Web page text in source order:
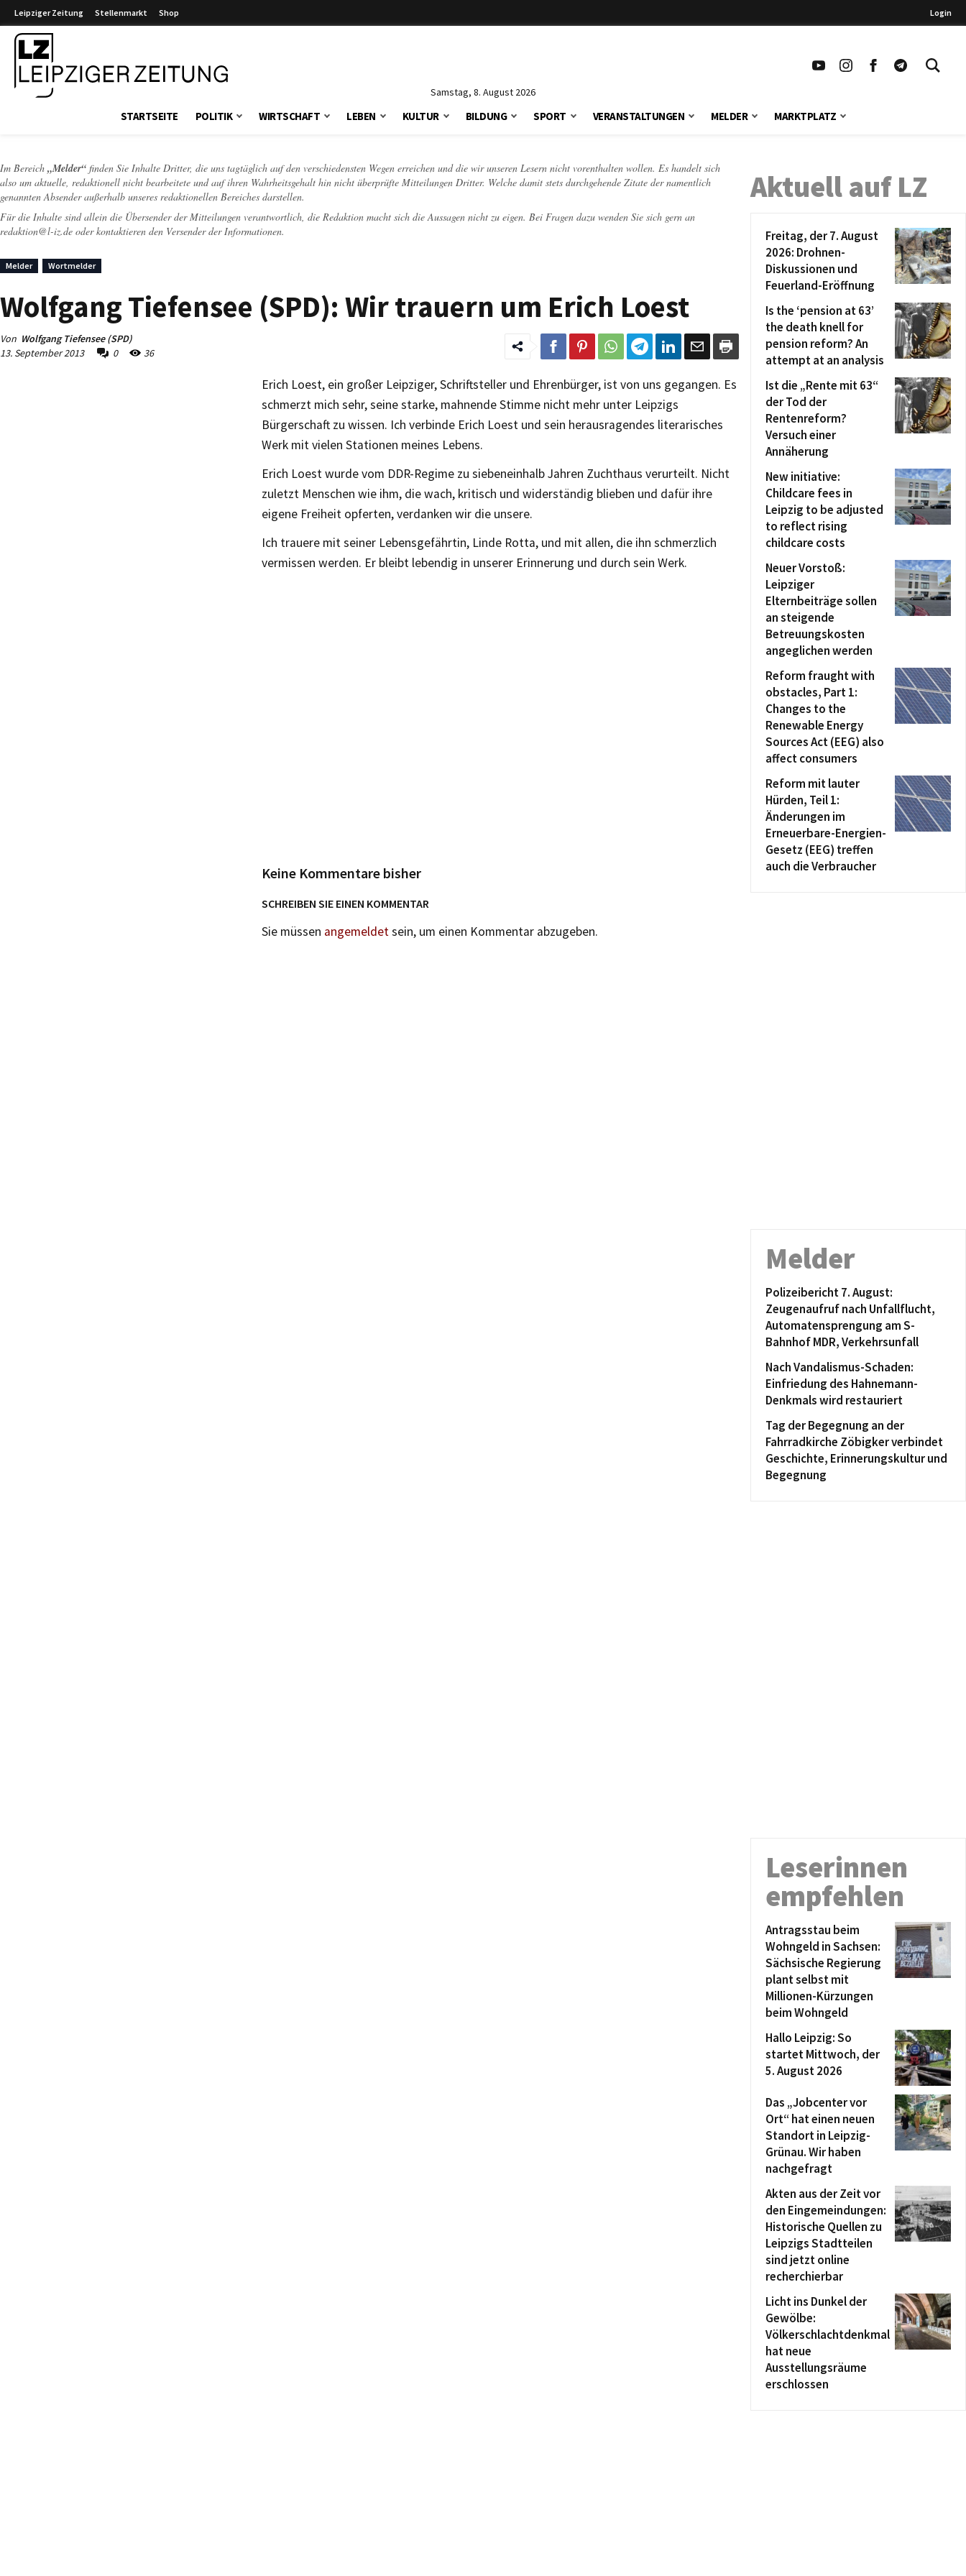
Leipziger Zeitung Stellenmarkt Shop Login
Samstag, 8. August 2026
STARTSEITE POLITIK WIRTSCHAFT LEBEN KULTUR BILDUNG SPORT VERANSTALTUNGEN MELDER MARKTPLATZ
Im Bereich „Melder“ finden Sie Inhalte Dritter, die uns tagtäglich auf den verschiedensten Wegen erreichen und die wir unseren Lesern nicht vorenthalten wollen. Es handelt sich
also um aktuelle, redaktionell nicht bearbeitete und auf ihren Wahrheitsgehalt hin nicht überprüfte Mitteilungen Dritter. Welche damit stets durchgehende Zitate der namentlich
genannten Absender außerhalb unseres redaktionellen Bereiches darstellen.
Für die Inhalte sind allein die Übersender der Mitteilungen verantwortlich, die Redaktion macht sich die Aussagen nicht zu eigen. Bei Fragen dazu wenden Sie sich gern an
redaktion@l-iz.de oder kontaktieren den Versender der Informationen.
Melder Wortmelder
Wolfgang Tiefensee (SPD): Wir trauern um Erich Loest
Von Wolfgang Tiefensee (SPD)
13. September 2013
0 36
Erich Loest, ein großer Leipziger, Schriftsteller und Ehrenbürger, ist von uns gegangen. Es
schmerzt mich sehr, seine starke, mahnende Stimme nicht mehr unter Leipzigs
Bürgerschaft zu wissen. Ich verbinde Erich Loest und sein herausragendes literarisches
Werk mit vielen Stationen meines Lebens.
Erich Loest wurde vom DDR-Regime zu siebeneinhalb Jahren Zuchthaus verurteilt. Nicht
zuletzt Menschen wie ihm, die wach, kritisch und widerständig blieben und dafür ihre
eigene Freiheit opferten, verdanken wir die unsere.
Ich trauere mit seiner Lebensgefährtin, Linde Rotta, und mit allen, die ihn schmerzlich
vermissen werden. Er bleibt lebendig in unserer Erinnerung und durch sein Werk.
Keine Kommentare bisher
SCHREIBEN SIE EINEN KOMMENTAR
Sie müssen angemeldetsein, um einen Kommentar abzugeben.
Aktuell auf LZ
Freitag, der 7. August
2026: Drohnen-
Diskussionen und
Feuerland-Eröffnung
Is the ‘pension at 63’
the death knell for
pension reform? An
attempt at an analysis
Ist die „Rente mit 63“
der Tod der
Rentenreform?
Versuch einer
Annäherung
New initiative:
Childcare fees in
Leipzig to be adjusted
to reflect rising
childcare costs
Neuer Vorstoß:
Leipziger
Elternbeiträge sollen
an steigende
Betreuungskosten
angeglichen werden
Reform fraught with
obstacles, Part 1:
Changes to the
Renewable Energy
Sources Act (EEG) also
affect consumers
Reform mit lauter
Hürden, Teil 1:
Änderungen im
Erneuerbare-Energien-
Gesetz (EEG) treffen
auch die Verbraucher
Melder
Polizeibericht 7. August:
Zeugenaufruf nach Unfallflucht,
Automatensprengung am S-
Bahnhof MDR, Verkehrsunfall
Nach Vandalismus-Schaden:
Einfriedung des Hahnemann-
Denkmals wird restauriert
Tag der Begegnung an der
Fahrradkirche Zöbigker verbindet
Geschichte, Erinnerungskultur und
Begegnung
Leserinnen
empfehlen
Antragsstau beim
Wohngeld in Sachsen:
Sächsische Regierung
plant selbst mit
Millionen-Kürzungen
beim Wohngeld
Hallo Leipzig: So
startet Mittwoch, der
5. August 2026
Das „Jobcenter vor
Ort“ hat einen neuen
Standort in Leipzig-
Grünau. Wir haben
nachgefragt
Akten aus der Zeit vor
den Eingemeindungen:
Historische Quellen zu
Leipzigs Stadtteilen
sind jetzt online
recherchierbar
Licht ins Dunkel der
Gewölbe:
Völkerschlachtdenkmal
hat neue
Ausstellungsräume
erschlossen